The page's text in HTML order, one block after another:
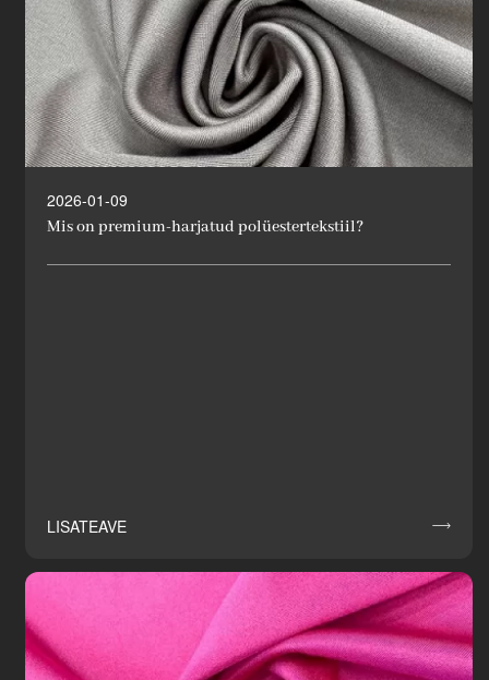
2026-01-09
Mis on premium-harjatud polüestertekstiil?
LISATEAVE 